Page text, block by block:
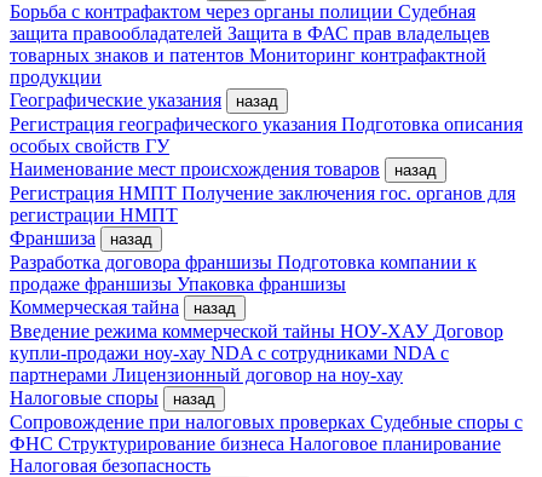
Борьба с контрафактом через органы полиции Судебная
защита правообладателей Защита в ФАС прав владельцев
товарных знаков и патентов Мониторинг контрафактной
продукции
Географические указания
назад
Регистрация географического указания Подготовка описания
особых свойств ГУ
Наименование мест происхождения товаров
назад
Регистрация НМПТ Получение заключения гос. органов для
регистрации НМПТ
Франшиза
назад
Разработка договора франшизы Подготовка компании к
продаже франшизы Упаковка франшизы
Коммерческая тайна
назад
Введение режима коммерческой тайны НОУ-ХАУ Договор
купли-продажи ноу-хау NDA с сотрудниками NDA с
партнерами Лицензионный договор на ноу-хау
Налоговые споры
назад
Сопровождение при налоговых проверках Судебные споры с
ФНС Структурирование бизнеса Налоговое планирование
Налоговая безопасность